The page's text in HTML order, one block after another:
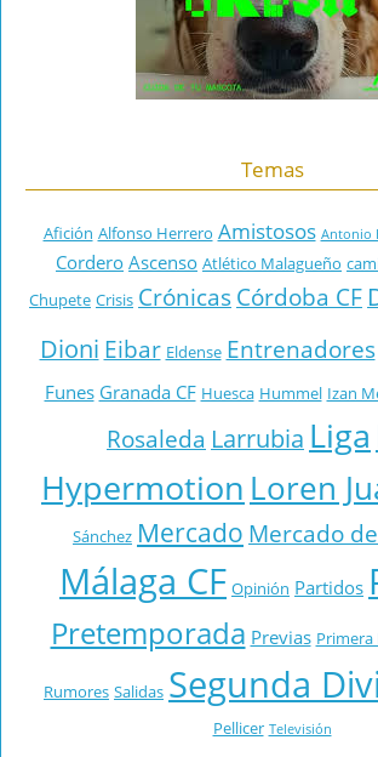
Temas
Afición Alfonso Herrero Amistosos Antonio
CorderoAscenso Atlético Malagueño
Chupete Crisis Crónicas Córdoba CF
Dioni Eibar Eldense Entrenadores
Funes Granada CF Huesca Hummel Izan
Rosaleda Larrubia Liga
Hypermotion Loren
Sánchez Mercado Mercado
Málaga CF Opinión Partidos
Pretemporada Previas Primera
Rumores Salidas Segunda
Pellicer Televisión